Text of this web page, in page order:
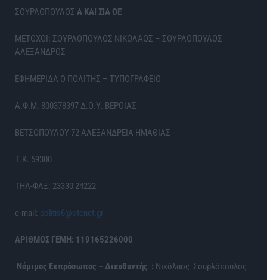
ΣΟΥΡΛΟΠΟΥΛΟΣ Α ΚΑΙ ΣΙΑ ΟΕ
ΜΕΤΟΧΟΙ: ΣΟΥΡΛΟΠΟΥΛΟΣ ΝΙΚΟΛΑΟΣ – ΣΟΥΡΛΟΠΟΥΛΟΣ
ΑΛΕΞΑΝΔΡΟΣ
ΕΦΗΜΕΡΙΔΑ Ο ΠΟΛΙΤΗΣ – ΤΥΠΟΓΡΑΦΕΙΟ
Α.Φ.Μ. 800378397 Δ.Ο.Υ. ΒΕΡΟΙΑΣ
ΒΕΤΣΟΠΟΥΛΟΥ 72 ΑΛΕΞΑΝΔΡΕΙΑ ΗΜΑΘΙΑΣ
Τ.Κ. 59300
ΤΗΛ-ΦΑΞ: 23330 24222
e-mail: politis6@otenet.gr
ΑΡΙΘΜΟΣ ΓΕΜΗ: 119165226000
Νόμιμος Εκπρόσωπος – Διευθυντής : Νικόλαος Σουρλόπουλος